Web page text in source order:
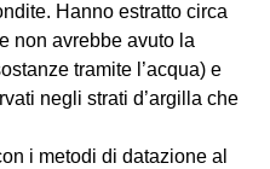
Hanno estratto circa
non avrebbe avuto la
tramite l’acqua) e
negli strati d’argilla che
i metodi di datazione al